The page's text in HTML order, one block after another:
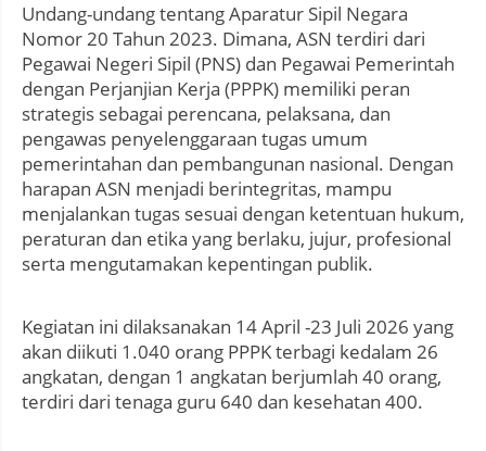
Undang-undang tentang Aparatur Sipil Negara
Nomor 20 Tahun 2023. Dimana, ASN terdiri dari
Pegawai Negeri Sipil (PNS) dan Pegawai Pemerintah
dengan Perjanjian Kerja (PPPK) memiliki peran
strategis sebagai perencana, pelaksana, dan
pengawas penyelenggaraan tugas umum
pemerintahan dan pembangunan nasional. Dengan
harapan ASN menjadi berintegritas, mampu
menjalankan tugas sesuai dengan ketentuan hukum,
peraturan dan etika yang berlaku, jujur, profesional
serta mengutamakan kepentingan publik.
Kegiatan ini dilaksanakan 14 April -23 Juli 2026 yang
akan diikuti 1.040 orang PPPK terbagi kedalam 26
angkatan, dengan 1 angkatan berjumlah 40 orang,
terdiri dari tenaga guru 640 dan kesehatan 400.